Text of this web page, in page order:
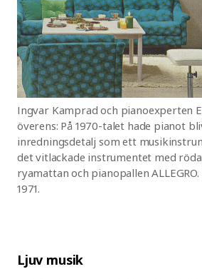
Ingvar Kamprad och pianoexperten
överens: På 1970-talet hade pianot
inredningsdetalj som ett
det vitlackade instrumentet med
ryamattan och pianopallen
1971.
Ljuv musik